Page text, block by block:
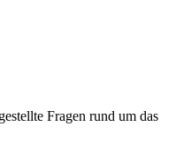
Fragen rund um das